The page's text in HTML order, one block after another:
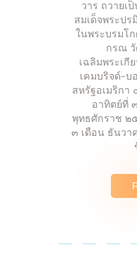
วาร ถวายเ
สมเด็จพระป
ในพระบรมโ
กรณ
เฉลิมพระเกี
เคมบริจด์-บ
สหรัฐอเมริกา
อาทิตย์ที่
พุทธศักราช ๒
๓ เดือน ธันวา